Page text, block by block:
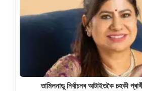
তামিলনাডু নিৰ্বাচনৰ আটাইতকৈ চহকী